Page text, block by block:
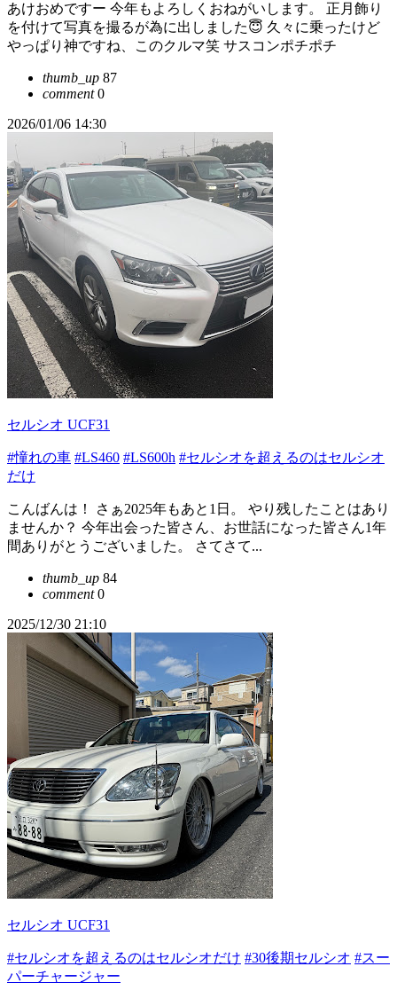
あけおめですー 今年もよろしくおねがいします。 正月飾り
を付けて写真を撮るが為に出しました😇 久々に乗ったけど
やっぱり神ですね、このクルマ笑 サスコンポチポチ
thumb_up 87
comment0
2026/01/06 14:30
セルシオ UCF31
#憧れの車 #LS460 #LS600h #セルシオを超えるのはセルシオ
だけ
こんばんは！ さぁ2025年もあと1日。 やり残したことはあり
ませんか？ 今年出会った皆さん、お世話になった皆さん1年
間ありがとうございました。 さてさて...
thumb_up 84
comment0
2025/12/30 21:10
セルシオ UCF31
#セルシオを超えるのはセルシオだけ #30後期セルシオ #スー
パーチャージャー